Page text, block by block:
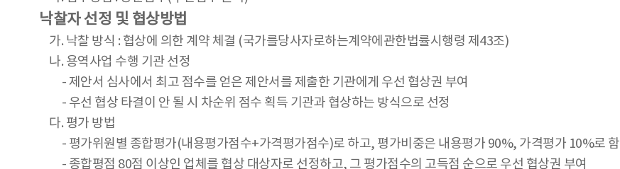
낙찰자 선정 및 협상방법
가. 낙찰 방식 : 협상에 의한 계약 체결 (국가를당사자로하는계약에관한법률시행령 제43조)
나. 용역사업 수행 기관 선정
- 제안서 심사에서 최고 점수를 얻은 제안서를 제출한 기관에게 우선 협상권 부여
- 우선 협상 타결이 안 될 시 차순위 점수 획득 기관과 협상하는 방식으로 선정
다. 평가 방법
- 평가위원별 종합평가(내용평가점수+가격평가점수)로 하고, 평가비중은 내용평가 90%, 가격평가 10%로 함
- 종합평점 80점 이상인 업체를 협상 대상자로 선정하고, 그 평가점수의 고득점 순으로 우선 협상권 부여